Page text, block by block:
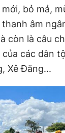
Đức Trung
số 110/GP -
thuộc về
thức nếu không
ePi Technologies,
bỏ mả,
âm
còn là câu
các dân
Xê Đăng...